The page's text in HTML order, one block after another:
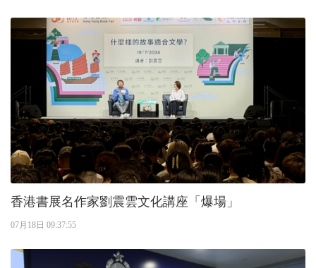
香港書展名作家劉震雲文化講座「爆場」
07月18日 09:37:55